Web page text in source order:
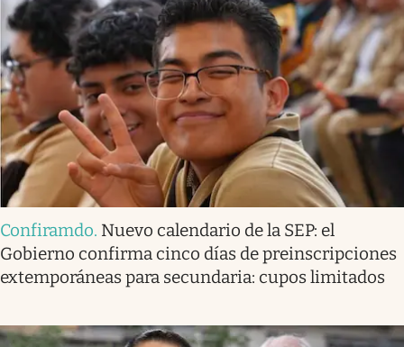
Confiramdo. Nuevo calendario de la SEP: el
Gobierno confirma cinco días de preinscripciones
extemporáneas para secundaria: cupos limitados